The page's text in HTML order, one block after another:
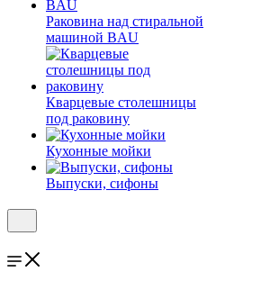
Раковина над стиральной
машиной BAU
Кварцевые столешницы
под раковину
Кухонные мойки
Выпуски, сифоны